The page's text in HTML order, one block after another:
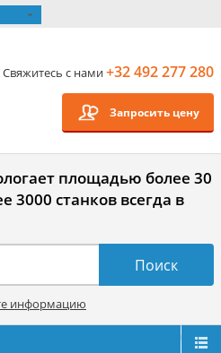
Свяжитесь с нами+32 492 277 280
Запросить цену
площадью более 30
3000 станков всегда в
информацию